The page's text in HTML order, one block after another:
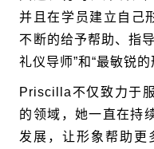
并且在学员建立自己
不断的给予帮助、指
礼仪导师”和“最敏锐的
Priscilla 不仅致力于
的领域，她一直在持
发展，让形象帮助更